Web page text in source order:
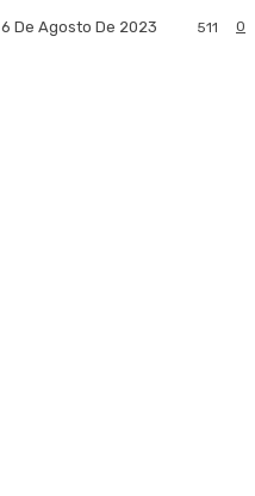
6 De Agosto De 2023 0
511